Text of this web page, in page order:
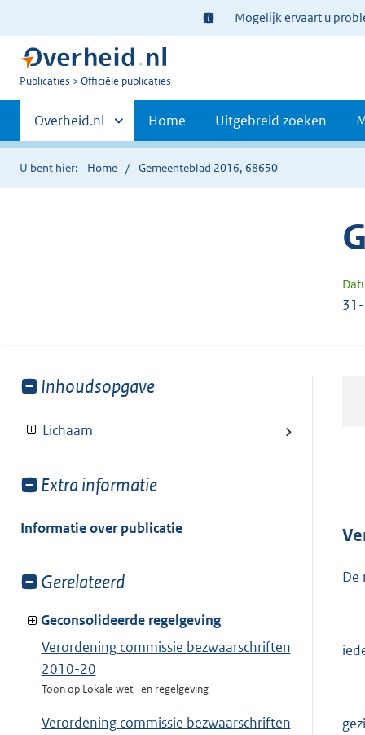
Ter
informatie:
Mogelijk ervaart u
U
Publicaties Officiële publicaties
Primaire
navigatie
Andere
sites
binnen
Overheid.nl Home Uitgebreid zoeken
U bent hier: Home Gemeenteblad 2016, 68650
Toon
van:
Inhoudsopgave
Lichaam
Toon
van:
Extra informatie
Informatie over publicatie
Toon
van:
Gerelateerd
Geconsolideerde regelgeving
Verordening commissie bezwaarschriften
2010-20
Toon op Lokale wet- en regelgeving
Verordening commissie bezwaarschriften
De